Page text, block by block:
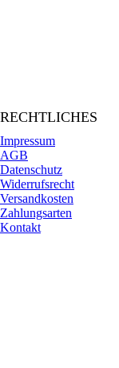
RECHTLICHES
Impressum
AGB
Datenschutz
Widerrufsrecht
Versandkosten
Zahlungsarten
Kontakt